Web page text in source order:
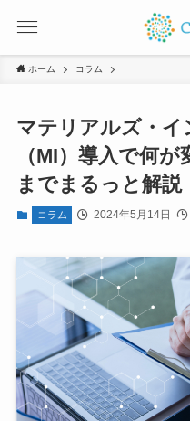
ホーム コラム
マテリアルズ・
（MI）導入で何
までまるっと解説
コラム 2024年5月14日